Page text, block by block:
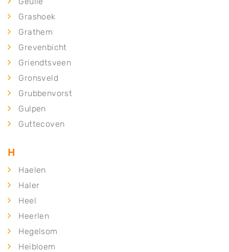
Grashoek
Grathem
Grevenbicht
Griendtsveen
Gronsveld
Grubbenvorst
Gulpen
Guttecoven
H
Haelen
Haler
Heel
Heerlen
Hegelsom
Heibloem